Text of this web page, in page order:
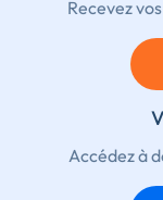
Recevez
Accédez à